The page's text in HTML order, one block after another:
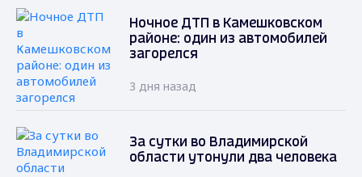
Ночное ДТП в Камешковском
районе: один из автомобилей
загорелся
3 дня назад
За сутки во Владимирской
области утонули два человека